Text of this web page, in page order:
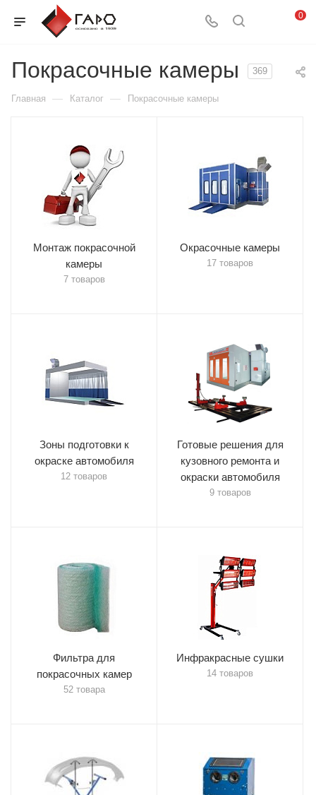
0
Покрасочные камеры 369
Главная — Каталог — Покрасочные камеры
Монтаж покрасочной
камеры
7 товаров
Окрасочные камеры
17 товаров
Зоны подготовки к
окраске автомобиля
12 товаров
Готовые решения для
кузовного ремонта и
окраски автомобиля
9 товаров
Фильтра для
покрасочных камер
52 товара
Инфракрасные сушки
14 товаров